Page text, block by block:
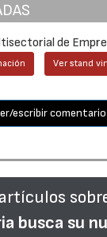
de
Ver stand
escribir
busca su